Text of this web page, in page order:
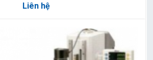
Liên hệ